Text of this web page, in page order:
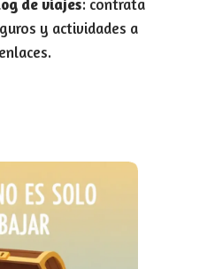
de viajes: contrata
y actividades a